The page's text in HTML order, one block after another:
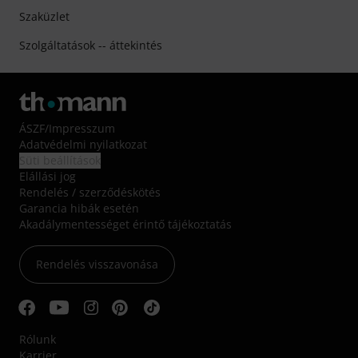
Szaküzlet
Szolgáltatások -- áttekintés
ÁSZF/Impresszum
Adatvédelmi nyilatkozat
Elállási jog
Rendelés / szerződéskötés
Garancia hibák esetén
Akadálymentességet érintő tájékoztatás
Rendelés visszavonása
Rólunk